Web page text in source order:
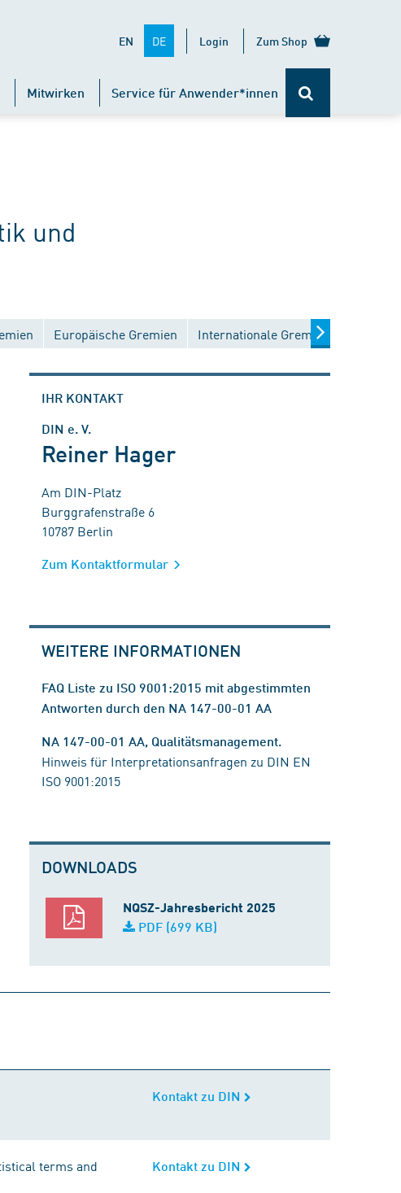
EN DE Login Zum Shop
Mitwirken Service für Anwender*innen
und
Europäische Gremien Internationale Gremien
IHR KONTAKT
DIN e. V.
Reiner Hager
Am DIN-Platz
Burggrafenstraße 6
10787 Berlin
Zum Kontaktformular
WEITERE INFORMATIONEN
FAQ Liste zu ISO 9001:2015 mit abgestimmten
Antworten durch den NA 147-00-01 AA
NA 147-00-01 AA, Qualitätsmanagement.
Hinweis für Interpretationsanfragen zu DIN EN
ISO 9001:2015
DOWNLOADS
NQSZ-Jahresbericht 2025
PDF (699 KB)
Kontakt zu DIN
terms and
Kontakt zu DIN